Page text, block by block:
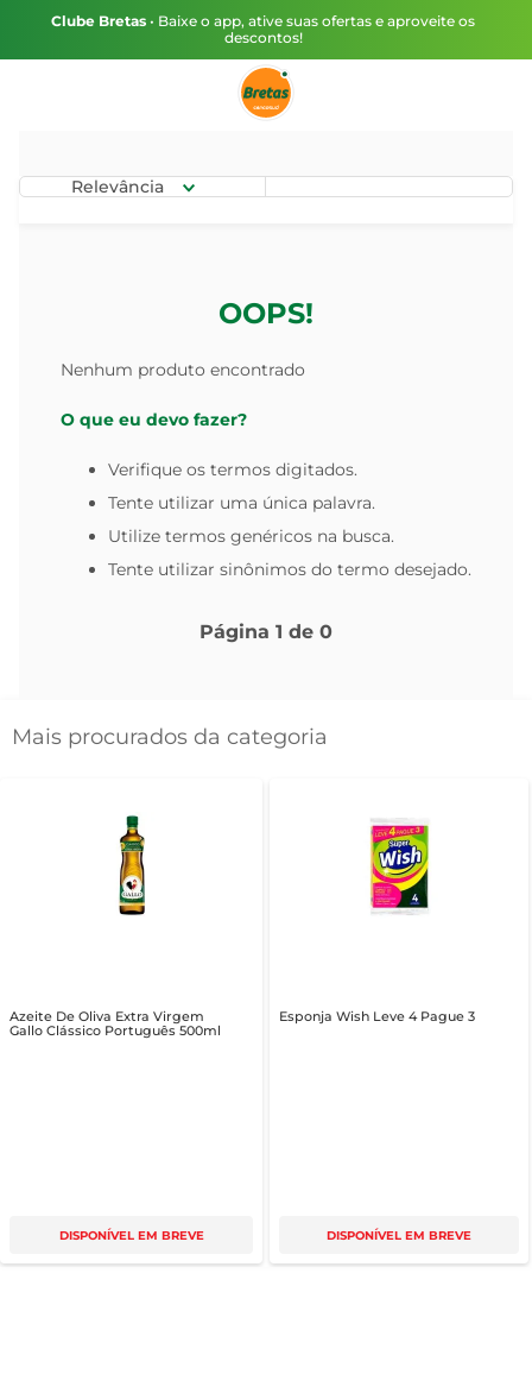
Clube Bretas • Baixe o app, ative suas ofertas e aproveite os
descontos!
Relevância
OOPS!
Nenhum produto encontrado
O que eu devo fazer?
Verifique os termos digitados.
Tente utilizar uma única palavra.
Utilize termos genéricos na busca.
Tente utilizar sinônimos do termo desejado.
Página 1 de 0
Mais procurados da categoria
Azeite De Oliva Extra Virgem
Gallo Clássico Português 500ml
DISPONÍVEL EM BREVE
Esponja Wish Leve 4 Pague 3
DISPONÍVEL EM BREVE